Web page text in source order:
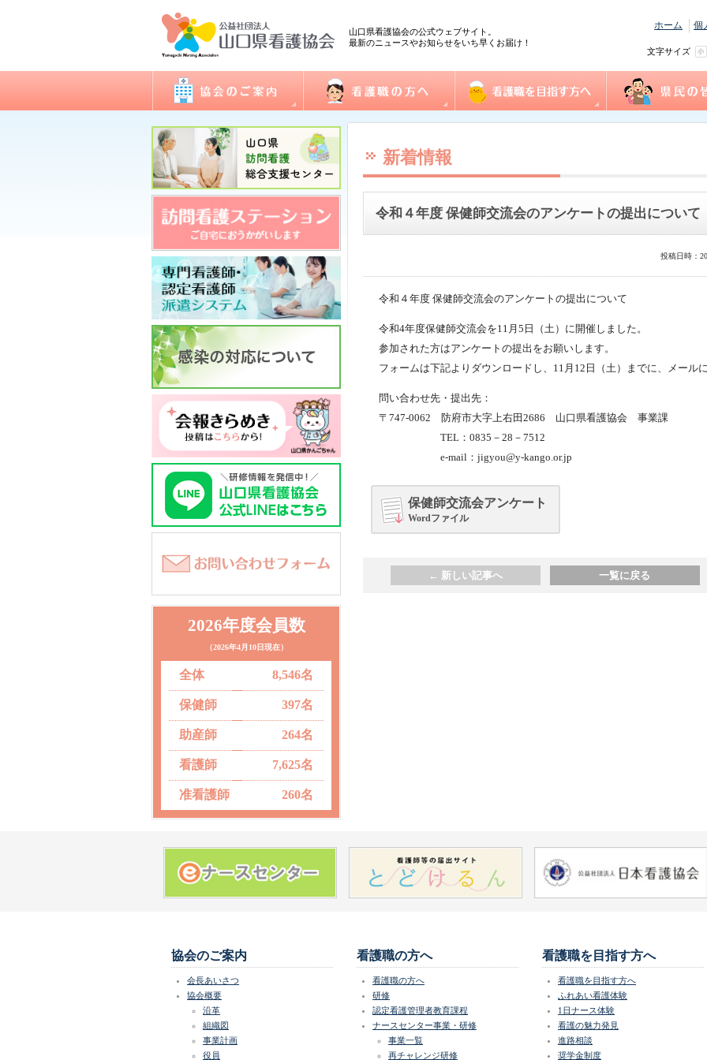
山口県看護協会の公式ウェブサイト。
最新のニュースやお知らせをいち早くお届け！
ホーム 個
文字サイズ
会長あいさつ
協会概要
委員会活動
地区支部活動
会報誌「きらめき」
入会のご案内
アクセス
開館日・閉館日
関連団体 看護職の方へ
研修
看護実践情報
認定看護管理者教育課程
ナースセンター事業・研修
図書室
各種様式ダウンロード
2026年度会員数
（2026年4月10日現在）
全体 8,546名
保健師 397名
助産師 264名
看護師 7,625名
准看護師 260名
新着情報
令和４年度 保健師交流会のアンケートの提出について
投稿日時：
令和４年度 保健師交流会のアンケートの提出について
令和4年度保健師交流会を11月5日（土）に開催しました。
参加された方はアンケートの提出をお願いします。
フォームは下記よりダウンロードし、11月12日（土）までに、メール
問い合わせ先・提出先：
〒747‐0062 防府市大字上右田2686 山口県看護協会 事業課
TEL：0835－28－7512
e‐mail：jigyou@y-kango.or.jp
保健師交流会アンケート
Wordファイル
← 新しい記事へ 一覧に戻る
協会のご案内
会長あいさつ
協会概要
沿革
組織図
事業計画
役員
看護職の方へ
看護職の方へ
研修
認定看護管理者教育課程
ナースセンター事業・研修
事業一覧
再チャレンジ研修
看護職を目指す方へ
看護職を目指す方へ
ふれあい看護体験
1日ナース体験
看護の魅力発見
進路相談
奨学金制度